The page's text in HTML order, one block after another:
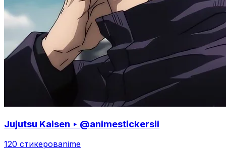
Jujutsu Kaisen ‣ @animestickersii
120 стикеровanime